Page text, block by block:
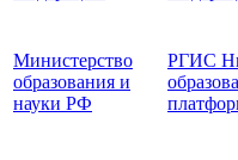
Министерство
образования и
науки РФ
РГИС